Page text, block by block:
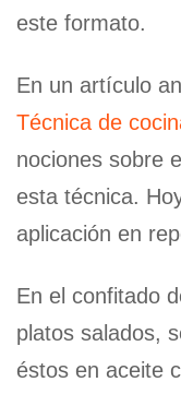
este formato.
En un artículo
Técnica de
nociones sobre
esta técnica.
aplicación en
En el confitado
platos salados,
éstos en aceite